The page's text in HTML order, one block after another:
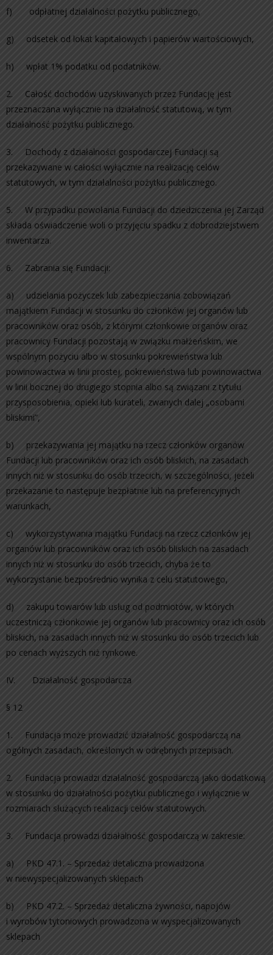
f) odpłatnej działalności pożytku publicznego,
g) odsetek od lokat kapitałowych i papierów wartościowych,
h) wpłat 1% podatku od podatników.
2. Całość dochodów uzyskiwanych przez Fundację jest
przeznaczana wyłącznie na działalność statutową, w tym
działalność pożytku publicznego.
3. Dochody z działalności gospodarczej Fundacji są
przekazywane w całości wyłącznie na realizację celów
statutowych, w tym działalności pożytku publicznego.
5. W przypadku powołania Fundacji do dziedziczenia jej Zarząd
składa oświadczenie woli o przyjęciu spadku z dobrodziejstwem
inwentarza.
6. Zabrania się Fundacji:
a) udzielania pożyczek lub zabezpieczania zobowiązań
majątkiem Fundacji w stosunku do członków jej organów lub
pracowników oraz osób, z którymi członkowie organów oraz
pracownicy Fundacji pozostają w związku małżeńskim, we
wspólnym pożyciu albo w stosunku pokrewieństwa lub
powinowactwa w linii prostej, pokrewieństwa lub powinowactwa
w linii bocznej do drugiego stopnia albo są związani z tytułu
przysposobienia, opieki lub kurateli, zwanych dalej „osobami
bliskimi”,
b) przekazywania jej majątku na rzecz członków organów
Fundacji lub pracowników oraz ich osób bliskich, na zasadach
innych niż w stosunku do osób trzecich, w szczególności, jeżeli
przekazanie to następuje bezpłatnie lub na preferencyjnych
warunkach,
c) wykorzystywania majątku Fundacji na rzecz członków jej
organów lub pracowników oraz ich osób bliskich na zasadach
innych niż w stosunku do osób trzecich, chyba że to
wykorzystanie bezpośrednio wynika z celu statutowego,
d) zakupu towarów lub usług od podmiotów, w których
uczestniczą członkowie jej organów lub pracownicy oraz ich osób
bliskich, na zasadach innych niż w stosunku do osób trzecich lub
po cenach wyższych niż rynkowe.
IV. Działalność gospodarcza
§ 12
1. Fundacja może prowadzić działalność gospodarczą na
ogólnych zasadach, określonych w odrębnych przepisach.
2. Fundacja prowadzi działalność gospodarczą jako dodatkową
w stosunku do działalności pożytku publicznego i wyłącznie w
rozmiarach służących realizacji celów statutowych.
3. Fundacja prowadzi działalność gospodarczą w zakresie:
a) PKD 47.1. – Sprzedaż detaliczna prowadzona
w niewyspecjalizowanych sklepach
b) PKD 47.2. – Sprzedaż detaliczna żywności, napojów
i wyrobów tytoniowych prowadzona w wyspecjalizowanych
sklepach